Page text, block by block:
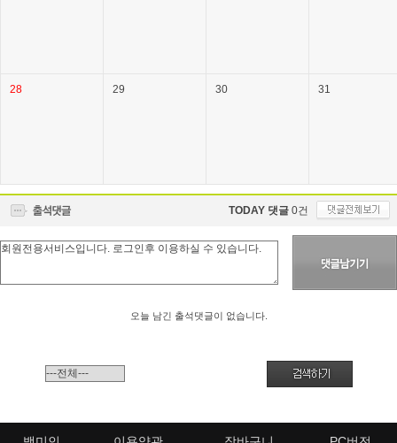
28 29 30 31
TODAY 댓글 0건
오늘 남긴 출석댓글이 없습니다.